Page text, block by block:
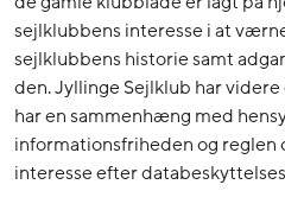
sejlklubbens interesse i at
sejlklubbens historie samt
den. Jyllinge Sejlklub har
har en sammenhæng med
informationsfriheden og reglen
interesse efter